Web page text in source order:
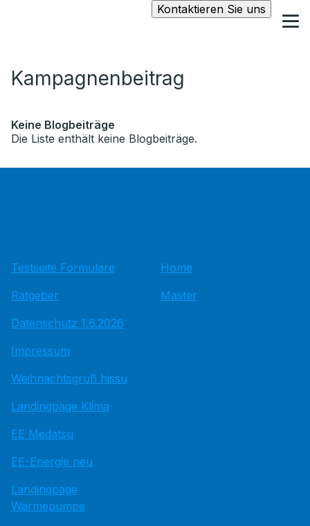
Kontaktieren Sie uns
Kampagnenbeitrag
Keine Blogbeiträge
Die Liste enthält keine Blogbeiträge.
Testseite Formulare
Ratgeber
Datenschutz 1.6.2026
Impressum
Weihnachtsgruß hissu
Landingpage Klima
EE Medatsu
EE-Energie neu
Landingpage
Wärmepumpe
Home
Master